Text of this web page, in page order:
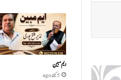
ایم مبین
5 گھنٹے ago